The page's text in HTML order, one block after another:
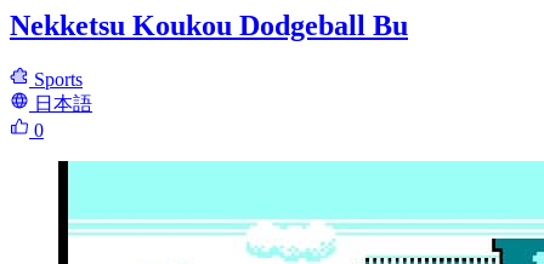
Nekketsu Koukou Dodgeball Bu
Sports
日本語
0